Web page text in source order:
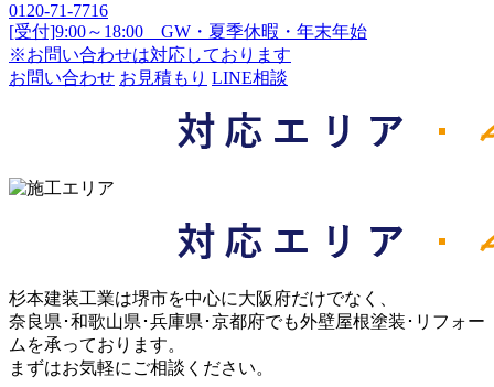
0120-71-7716
[受付]9:00～18:00 GW・夏季休暇・年末年始
※お問い合わせは対応しております
お問い合わせ お見積もり LINE相談
杉本建装工業は堺市を中心に大阪府だけでなく、
奈良県･和歌山県･兵庫県･京都府でも外壁屋根塗装･リフォー
ムを承っております。
まずはお気軽にご相談ください。